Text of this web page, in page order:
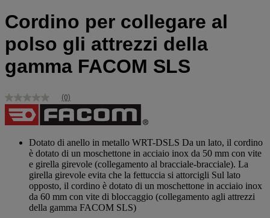
Cordino per collegare al
polso gli attrezzi della
gamma FACOM SLS
Nessuna
valutazione
Stesso
pagina.
(0)
Dotato di anello in metallo WRT-DSLS Da un lato, il cordino
è dotato di un moschettone in acciaio inox da 50 mm con vite
e girella girevole (collegamento al bracciale-bracciale). La
girella girevole evita che la fettuccia si attorcigli Sul lato
opposto, il cordino è dotato di un moschettone in acciaio inox
da 60 mm con vite di bloccaggio (collegamento agli attrezzi
della gamma FACOM SLS)